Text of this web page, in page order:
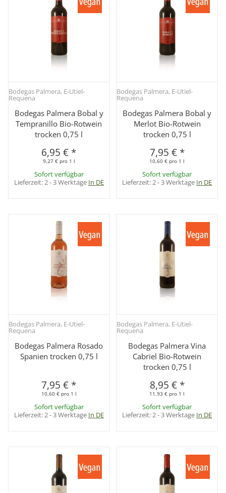
Bodegas Palmera, E-Utiel-
Requena
Bodegas Palmera Bobal y
Tempranillo Bio-Rotwein
trocken 0,75 l
6,95 € *
9,27 € pro 1 l
Sofort verfügbar
Lieferzeit:2 - 3 Werktage In DE
Bodegas Palmera, E-Utiel-
Requena
Bodegas Palmera Bobal y
Merlot Bio-Rotwein
trocken 0,75 l
7,95 € *
10,60 € pro 1 l
Sofort verfügbar
Lieferzeit:2 - 3 Werktage In DE
Bodegas Palmera, E-Utiel-
Requena
Bodegas Palmera Rosado
Spanien trocken 0,75 l
7,95 € *
10,60 € pro 1 l
Sofort verfügbar
Lieferzeit:2 - 3 Werktage In DE
Bodegas Palmera, E-Utiel-
Requena
Bodegas Palmera Vina
Cabriel Bio-Rotwein
trocken 0,75 l
8,95 € *
11,93 € pro 1 l
Sofort verfügbar
Lieferzeit:2 - 3 Werktage In DE